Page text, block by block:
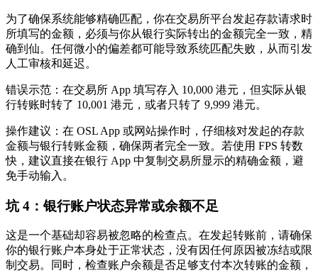
为了确保系统能够精确匹配，你在交易所平台发起存款请求时
所填写的金额，必须与你从银行实际转出的金额完全一致，精
确到仙。任何微小的偏差都可能导致系统匹配失败，从而引发
人工审核和延迟。
错误示范 ：在交易所 App 填写存入 10,000 港元，但实际从银
行转账时转了 10,001 港元，或者只转了 9,999 港元。
操作建议 ：在 OSL App 或网站操作时，仔细核对发起的存款
金额与银行转账金额，确保两者完全一致。若使用 FPS 转数
快，建议直接在银行 App 中复制交易所显示的精确金额，避
免手动输入。
坑 4：银行账户状态异常或余额不足
这是一个基础却容易被忽略的检查点。在发起转账前，请确保
你的银行账户本身处于正常状态，没有因任何原因被冻结或限
制交易。同时，检查账户余额是否足够支付本次转账的金额，